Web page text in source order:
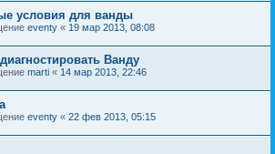
условия для ванды
eventy « 19 мар 2013, 08:08
Ванду
marti « 14 мар 2013, 22:46
eventy « 22 фев 2013, 05:15